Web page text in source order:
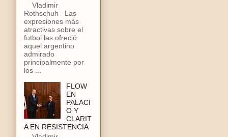
Vladimir
Rothschuh Las
expresiones más
atractivas sobre el
futbol las ofreció
aquel argentino
admirado
principalmente por
los ...
FLOW
EN
PALACI
O Y
CLARIT
A EN RESISTENCIA